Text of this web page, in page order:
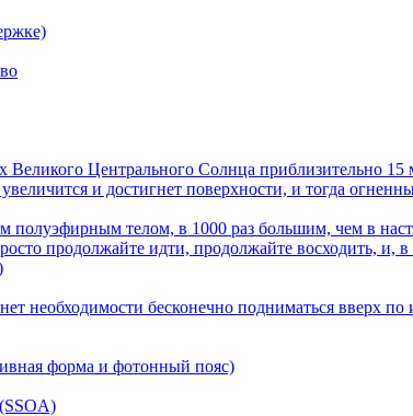
Великого Центрального Солнца приблизительно 15
и достигнет поверхности, и тогда
телом, в 1000 раз большим, чем в
продолжайте идти, продолжайте восходить, и, в
необходимости бесконечно подниматься вверх по
форма и фотонный пояс)